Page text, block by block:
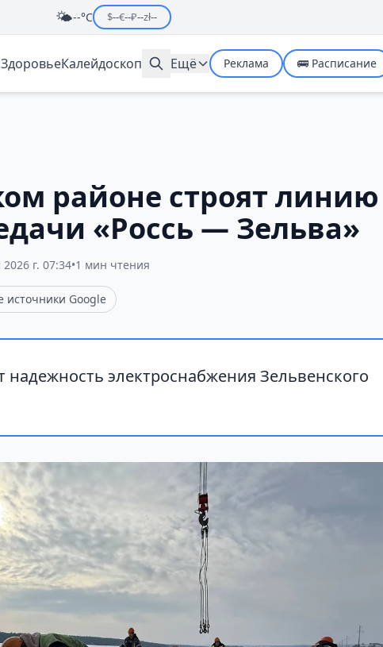
🌤️--°C $--€--₽--zł--
ЗдоровьеКалейдоскоп Ещё Реклама 🚌 Расписание
районе строят линию
«Россь — Зельва»
г. 07:34•1 мин чтения
источники Google
электроснабжения Зельвенского